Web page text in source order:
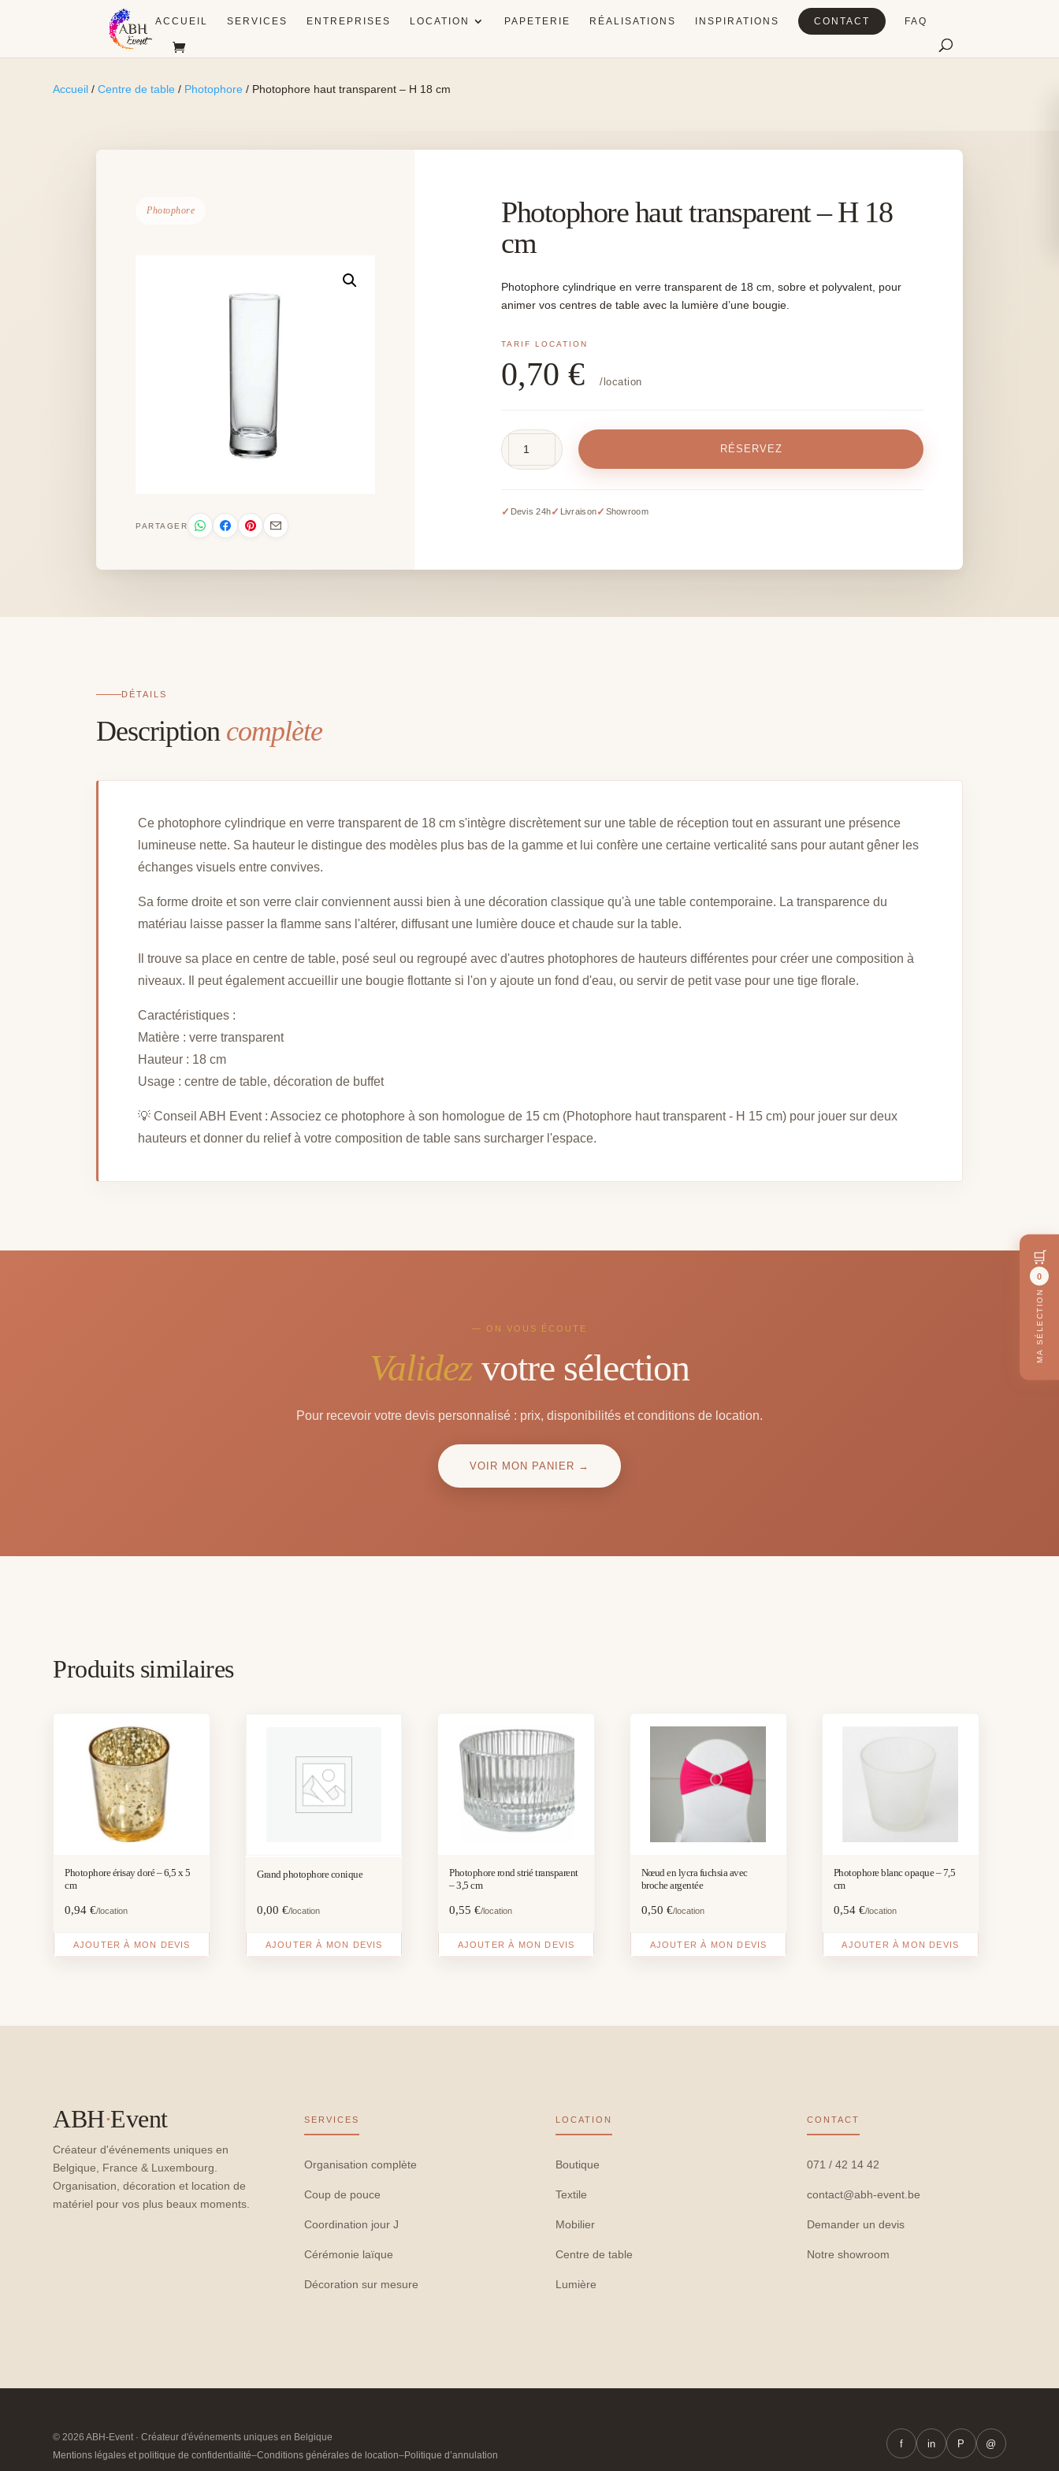
ACCUEIL SERVICES ENTREPRISES LOCATION PAPETERIE RÉALISATIONS INSPIRATIONS CONTACT FAQ
Accueil /Centre de table / Photophore / Photophore haut transparent – H 18 cm
Photophore
PARTAGER
Photophore haut transparent – H 18
cm
Photophore cylindrique en verre transparent de 18 cm, sobre et polyvalent, pour
animer vos centres de table avec la lumière d’une bougie.
0,70€ /location
transparent
18
RÉSERVEZ
✓ Devis 24h✓ Livraison✓ Showroom
DÉTAILS
Description complète
Ce photophore cylindrique en verre transparent de 18 cm s'intègre discrètement sur une table de réception tout en assurant une présence
lumineuse nette. Sa hauteur le distingue des modèles plus bas de la gamme et lui confère une certaine verticalité sans pour autant gêner les
échanges visuels entre convives.
Sa forme droite et son verre clair conviennent aussi bien à une décoration classique qu'à une table contemporaine. La transparence du
matériau laisse passer la flamme sans l'altérer, diffusant une lumière douce et chaude sur la table.
Il trouve sa place en centre de table, posé seul ou regroupé avec d'autres photophores de hauteurs différentes pour créer une composition à
niveaux. Il peut également accueillir une bougie flottante si l'on y ajoute un fond d'eau, ou servir de petit vase pour une tige florale.
Caractéristiques :
Matière : verre transparent
Hauteur : 18 cm
Usage : centre de table, décoration de buffet
💡 Conseil ABH Event : Associez ce photophore à son homologue de 15 cm (Photophore haut transparent - H 15 cm) pour jouer sur deux
hauteurs et donner du relief à votre composition de table sans surcharger l'espace.
— ON VOUS ÉCOUTE
Validez votre sélection
Pour recevoir votre devis personnalisé : prix, disponibilités et conditions de location.
VOIR MON PANIER →
Produits similaires
Photophore érisay doré – 6,5 x 5
cm
0,94€/location
AJOUTER À MON DEVIS
Grand photophore conique
0,00€/location
AJOUTER À MON DEVIS
Photophore rond strié transparent
– 3,5 cm
0,55€/location
AJOUTER À MON DEVIS
Nœud en lycra fuchsia avec
broche argentée
0,50 €/location
AJOUTER À MON DEVIS
Photophore blanc opaque – 7,5
cm
0,54 €/location
AJOUTER À MON DEVIS
ABH·Event
Créateur d'événements uniques en
Belgique, France & Luxembourg.
Organisation, décoration et location de
matériel pour vos plus beaux moments.
SERVICES
Organisation complète
Coup de pouce
Coordination jour J
Cérémonie laïque
Décoration sur mesure
LOCATION
Boutique
Textile
Mobilier
Centre de table
Lumière
CONTACT
071 / 42 14 42
contact@abh-event.be
Demander un devis
Notre showroom
© 2026 ABH-Event · Créateur d'événements uniques en Belgique
Mentions légales et politique de confidentialité–Conditions générales de location–Politique d’annulation
f in P @
🛒
0
MA SÉLECTION